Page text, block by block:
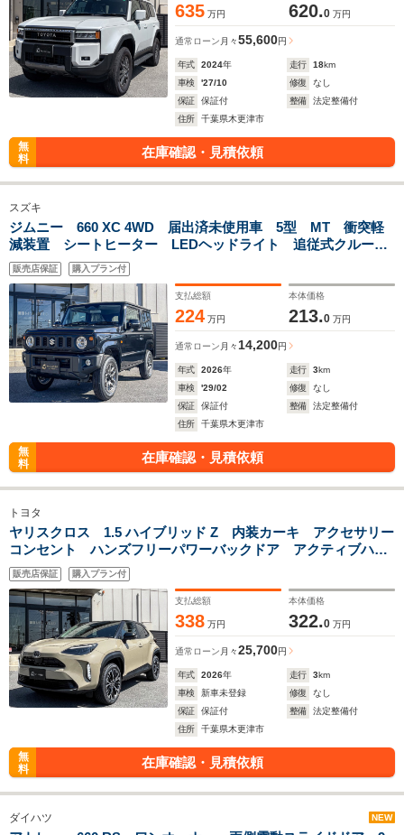
635 万円 620.0 万円
通常ローン 月々55,600円
年式 2024年 走行 18km
車検
'27/10 修復
なし
保証
保証付 整備
法定整備付
住所
千葉県木更津市
無
料
在庫確認・見積依頼
スズキ
ジムニー 660 XC 4WD 届出済未使用車 5型 MT 衝突軽
減装置 シートヒーター LEDヘッドライト 追従式クルーズ
コントロール オートマチックハイビーム 車線逸脱警報革巻
きハンドル ステアリングスイッチ オートエアコン
販売店保証 購入プラン付
支払総額
224 万円
本体価格
213.0 万円
通常ローン 月々 14,200円
年式 2026年 走行 3km
車検
'29/02 修復
なし
保証
保証付 整備
法定整備付
住所
千葉県木更津市
無
料
在庫確認・見積依頼
トヨタ
ヤリスクロス 1.5 ハイブリッド Z 内装カーキ アクセサリー
コンセント ハンズフリーパワーバックドア アクティブハイ
ビームシステム カラーヘッドアップ ETC2.0 ディスプレイ
オーディオプラス パノラミックビューモニター BSM
販売店保証 購入プラン付
支払総額
338 万円
本体価格
322.0 万円
通常ローン 月々25,700円
年式 2026年 走行 3km
車検
新車未登録 修復
なし
保証
保証付 整備
法定整備付
住所
千葉県木更津市
無
料
在庫確認・見積依頼
ダイハツ NEW